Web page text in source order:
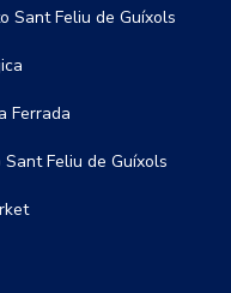
Sant Feliu de Guíxols
Ferrada
Feliu de Guíxols